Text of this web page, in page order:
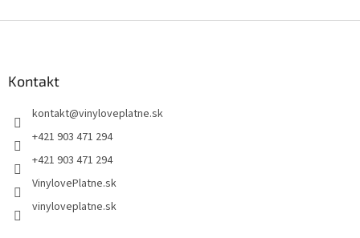
Kontakt
kontakt@vinyloveplatne.sk
+421 903 471 294
+421 903 471 294
VinylovePlatne.sk
vinyloveplatne.sk